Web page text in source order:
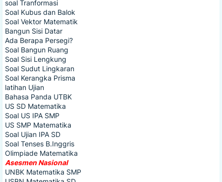
soal Tranformasi
Soal Kubus dan Balok
Soal Vektor Matematik
Bangun Sisi Datar
Ada Berapa Persegi?
Soal Bangun Ruang
Soal Sisi Lengkung
Soal Sudut Lingkaran
Soal Kerangka Prisma
latihan Ujian
Bahasa Panda UTBK
US SD Matematika
Soal US IPA SMP
US SMP Matematika
Soal Ujian IPA SD
Soal Tenses B.Inggris
Olimpiade Matematika
Asesmen Nasional
UNBK Matematika SMP